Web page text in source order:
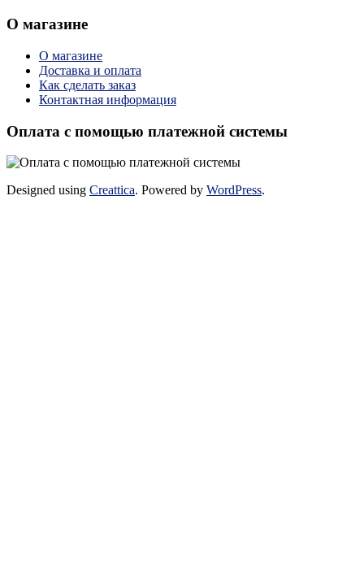
О магазине
О магазине
Доставка и оплата
Как сделать заказ
Контактная информация
Оплата с помощью платежной системы
Designed using Creattica. Powered by WordPress.